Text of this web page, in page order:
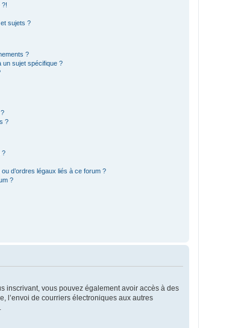
?!
sujets ?
?
un sujet spécifique ?
?
?
d’ordres légaux liés à ce forum ?
?
inscrivant, vous pouvez également avoir accès à des
l’envoi de courriers électroniques aux autres